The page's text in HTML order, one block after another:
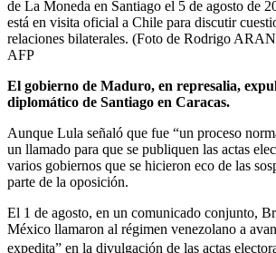
de La Moneda en Santiago el 5 de agosto de
está en visita oficial a Chile para discutir
relaciones bilaterales. (Foto de Rodrigo
AFP
El gobierno de Maduro, en represalia,
diplomático de Santiago en Caracas.
Aunque Lula señaló que fue “un proceso
un llamado para que se publiquen las actas
varios gobiernos que se hicieron eco de las
parte de la oposición.
El 1 de agosto, en un comunicado conjunto,
México llamaron al régimen venezolano a
expedita” en la divulgación de las actas